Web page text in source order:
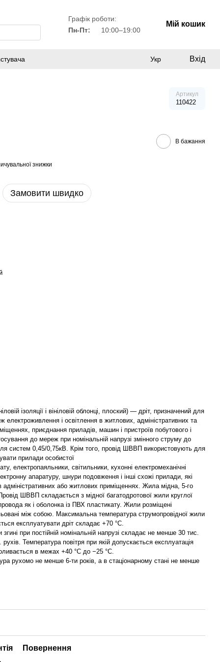
Графік роботи:
Пн-Пт:
10:00–19:00
Мій кошик
Укр Вхід
Артикул
110422
В бажання
знижки
Замовити швидко
ізоляції і вініловій облонці, плоский) — дріт, призначений для
електроживлення і освітлення в житлових, адміністративних та
приєднання приладів, машин і пристроїв побутового і
до мереж при номінальній напрузі змінного струму до
систем 0,45/0,75кВ. Крім того, провід ШВВП використовують для
прилади особистої
електропаяльники, світильники, кухонні електромеханічні
апаратуру, шнури подовження і інші схожі прилади, які
адміністративних або житлових приміщеннях. Жила мідна, 5-го
ШВВП складається з мідної багатодротової жили круглої
як і оболонка із ПВХ пластикату. Жили розміщені
між собою. Максимальна температура струмопровідної жили
експлуатувати дріт складає +70 °C.
при постійній номінальній напрузі складає не менше 30 тис.
рухів. Температура повітря при якій допускається експлуатація
в межах +40 °C до −25 °C.
рухомо не менше 6-ти років, а в стаціонарному стані не менше
Повернення